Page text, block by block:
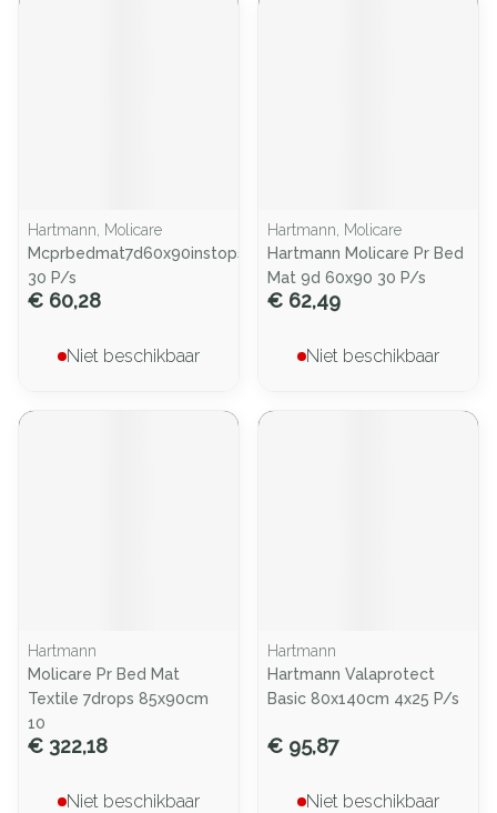
Hartmann, Molicare
Mcprbedmat7d60x90instopstrook
30 P/s
€ 60,28
Niet beschikbaar
Hartmann, Molicare
Hartmann Molicare Pr Bed
Mat 9d 60x90 30 P/s
€ 62,49
Niet beschikbaar
Hartmann
Molicare Pr Bed Mat
Textile 7drops 85x90cm
10
€ 322,18
Niet beschikbaar
Hartmann
Hartmann Valaprotect
Basic 80x140cm 4x25 P/s
€ 95,87
Niet beschikbaar